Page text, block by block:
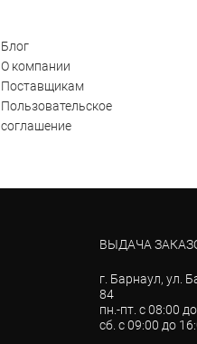
Блог
О компании
Поставщикам
Пользовательское
соглашение
ВЫДАЧА
г. Барнаул, ул.
84
пн.-пт. с 08:00
сб. с 09:00 до